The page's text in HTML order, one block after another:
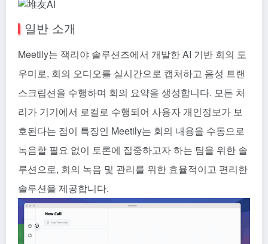
일반 소개
Meetily는 잭리야 솔루션즈에서 개발한 AI 기반 회의 도
우미로, 회의 오디오를 실시간으로 캡처하고 음성 트랜
스크립션을 수행하며 회의 요약을 생성합니다. 모든 처
리가 기기에서 로컬로 수행되어 사용자 개인정보가 보
호된다는 점이 특징인 Meetily는 회의 내용을 수동으로
녹음할 필요 없이 토론에 집중하고자 하는 팀을 위한 솔
루션으로, 회의 녹음 및 관리를 위한 효율적이고 편리한
솔루션을 제공합니다.